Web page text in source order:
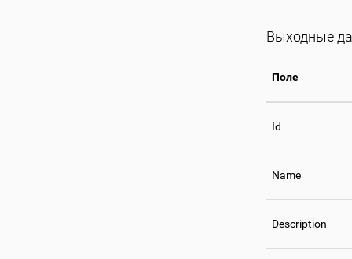
Выходные
Поле
Id
Name
Description